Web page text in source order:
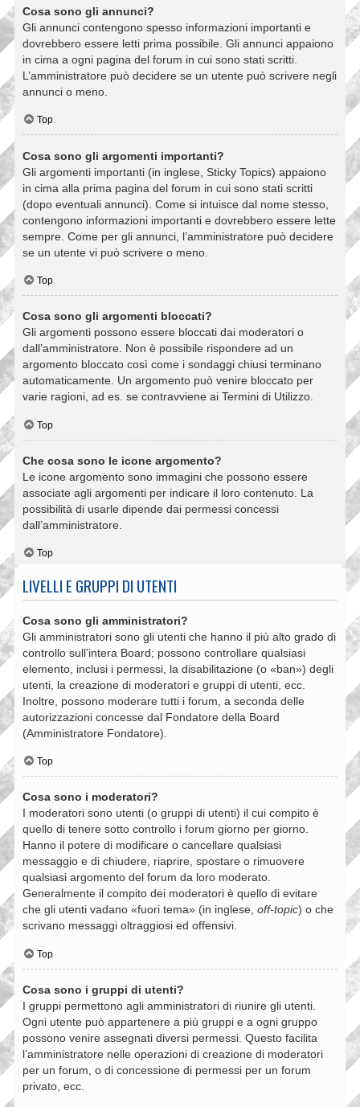
Cosa sono gli annunci?
Gli annunci contengono spesso informazioni importanti e
dovrebbero essere letti prima possibile. Gli annunci appaiono
in cima a ogni pagina del forum in cui sono stati scritti.
L’amministratore può decidere se un utente può scrivere negli
annunci o meno.
Top
Cosa sono gli argomenti importanti?
Gli argomenti importanti (in inglese, Sticky Topics) appaiono
in cima alla prima pagina del forum in cui sono stati scritti
(dopo eventuali annunci). Come si intuisce dal nome stesso,
contengono informazioni importanti e dovrebbero essere lette
sempre. Come per gli annunci, l’amministratore può decidere
se un utente vi può scrivere o meno.
Top
Cosa sono gli argomenti bloccati?
Gli argomenti possono essere bloccati dai moderatori o
dall’amministratore. Non è possibile rispondere ad un
argomento bloccato così come i sondaggi chiusi terminano
automaticamente. Un argomento può venire bloccato per
varie ragioni, ad es. se contravviene ai Termini di Utilizzo.
Top
Che cosa sono le icone argomento?
Le icone argomento sono immagini che possono essere
associate agli argomenti per indicare il loro contenuto. La
possibilità di usarle dipende dai permessi concessi
dall’amministratore.
Top
LIVELLI E GRUPPI DI UTENTI
Cosa sono gli amministratori?
Gli amministratori sono gli utenti che hanno il più alto grado di
controllo sull’intera Board; possono controllare qualsiasi
elemento, inclusi i permessi, la disabilitazione (o «ban») degli
utenti, la creazione di moderatori e gruppi di utenti, ecc.
Inoltre, possono moderare tutti i forum, a seconda delle
autorizzazioni concesse dal Fondatore della Board
(Amministratore Fondatore).
Top
Cosa sono i moderatori?
I moderatori sono utenti (o gruppi di utenti) il cui compito è
quello di tenere sotto controllo i forum giorno per giorno.
Hanno il potere di modificare o cancellare qualsiasi
messaggio e di chiudere, riaprire, spostare o rimuovere
qualsiasi argomento del forum da loro moderato.
Generalmente il compito dei moderatori è quello di evitare
che gli utenti vadano «fuori tema» (in inglese, off-topic) o che
scrivano messaggi oltraggiosi ed offensivi.
Top
Cosa sono i gruppi di utenti?
I gruppi permettono agli amministratori di riunire gli utenti.
Ogni utente può appartenere a più gruppi e a ogni gruppo
possono venire assegnati diversi permessi. Questo facilita
l’amministratore nelle operazioni di creazione di moderatori
per un forum, o di concessione di permessi per un forum
privato, ecc.